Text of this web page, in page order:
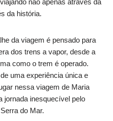
não apenas através da
da história.
da viagem é pensado para
dos trens a vapor, desde a
como o trem é operado.
uma experiência única e
nessa viagem de Maria
jornada inesquecível pelo
do Mar.